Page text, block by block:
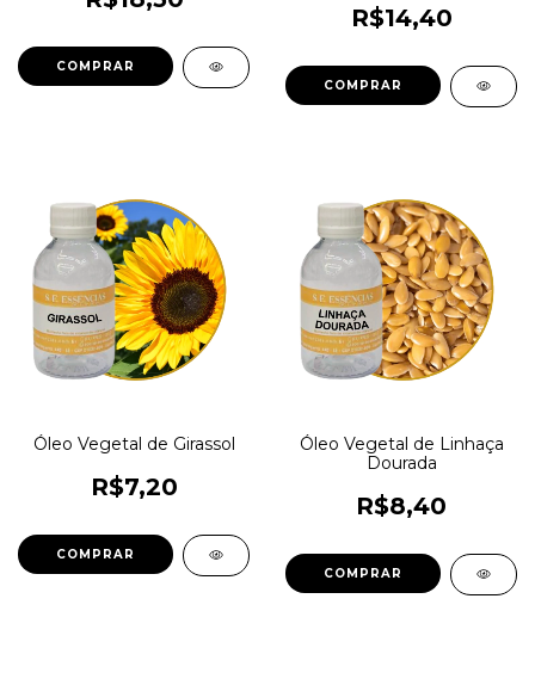
COMPRAR
R$14,40
COMPRAR
Óleo Vegetal de Girassol
R$7,20
COMPRAR
Óleo Vegetal de Linhaça
Dourada
R$8,40
COMPRAR